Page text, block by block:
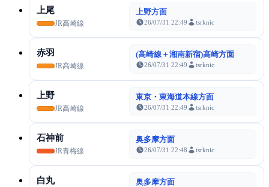
上尾
JR高崎線
上野方面
26/07/31 22:49 tsrknic
赤羽
JR高崎線
(高崎線＋湘南新宿)高崎方面
26/07/31 22:49 tsrknic
上野
JR高崎線
東京・東海道本線方面
26/07/31 22:49 tsrknic
石神前
JR青梅線
奥多摩方面
26/07/31 22:48 tsrknic
白丸 奥多摩方面